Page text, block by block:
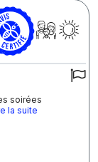
soirées
la suite